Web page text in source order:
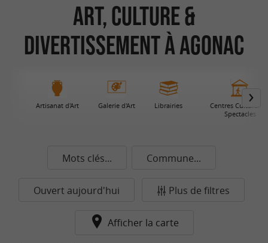
Art, Culture &
Divertissement à Agonac
Artisanat d'Art Galerie d'Art Librairies
Centres Culturels
Spectacles
Mots clés... Commune...
Ouvert aujourd'hui Plus de filtres
Afficher la carte